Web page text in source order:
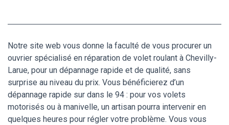
Notre site web vous donne la faculté de vous procurer un
ouvrier spécialisé en réparation de volet roulant à Chevilly-
Larue, pour un dépannage rapide et de qualité, sans
surprise au niveau du prix. Vous bénéficierez d’un
dépannage rapide sur dans le 94 : pour vos volets
motorisés ou à manivelle, un artisan pourra intervenir en
quelques heures pour régler votre problème. Vous vous